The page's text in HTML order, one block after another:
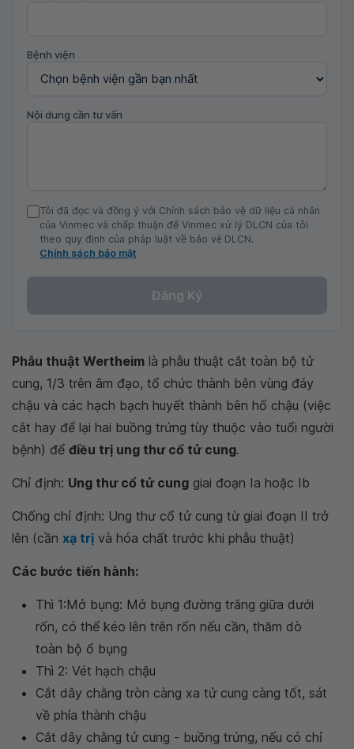
Bệnh viện
Nội dung cần tư vấn
Tôi đã đọc và đồng ý với Chính sách bảo vệ dữ liệu cá nhân
của Vinmec và chấp thuận để Vinmec xử lý DLCN của tôi
theo quy định của pháp luật về bảo vệ DLCN.
Chính sách bảo mật
Đăng Ký
Phẫu thuật Wertheim là phẫu thuật cắt toàn bộ tử
cung, 1/3 trên âm đạo, tổ chức thành bên vùng đáy
chậu và các hạch bạch huyết thành bên hố chậu (việc
cắt hay để lại hai buồng trứng tùy thuộc vào tuổi người
bệnh) để điều trị ung thư cổ tử cung.
Chỉ định: Ung thư cổ tử cung giai đoạn Ia hoặc Ib
Chống chỉ định: Ung thư cổ tử cung từ giai đoạn II trở
lên (cần xạ trị và hóa chất trước khi phẫu thuật)
Các bước tiến hành:
Thì 1:Mở bụng: Mở bụng đường trắng giữa dưới
rốn, có thể kéo lên trên rốn nếu cần, thăm dò
toàn bộ ổ bụng
Thì 2: Vét hạch chậu
Cắt dây chằng tròn càng xa tử cung càng tốt, sát
về phía thành chậu
Cắt dây chằng tử cung - buồng trứng, nếu có chỉ